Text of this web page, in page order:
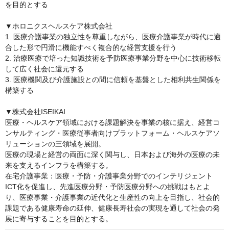
を目的とする
▼ホロニクスヘルスケア株式会社
1. 医療介護事業の独立性を尊重しながら、医療介護事業が時代に適
合した形で円滑に機能すべく複合的な経営支援を行う
2. 治療医療で培った知識技術を予防医療事業分野を中心に技術移転
して広く社会に還元する
3. 医療機関及び介護施設との間に信頼を基盤とした相利共生関係を
構築する
▼株式会社ISEIKAI
医療・ヘルスケア領域における課題解決を事業の核に据え、経営コ
ンサルティング・医療従事者向けプラットフォーム・ヘルスケアソ
リューションの三領域を展開。
医療の現場と経営の両面に深く関与し、日本および海外の医療の未
来を支えるインフラを構築する。
在宅介護事業：医療・予防・介護事業分野でのインテリジェント
ICT化を促進し、先進医療分野・予防医療分野への挑戦はもとよ
り、医療事業・介護事業の近代化と生産性の向上を目指し、社会的
課題である健康寿命の延伸、健康長寿社会の実現を通して社会の発
展に寄与することを目的とする。